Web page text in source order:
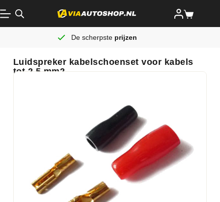
De scherpste prijzen
Luidspreker kabelschoenset voor kabels
tot 2.5 mm2